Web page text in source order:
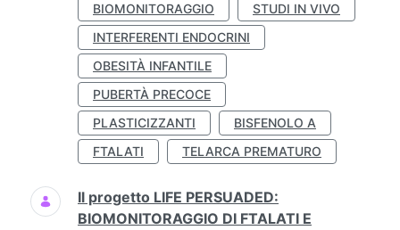
BIOMONITORAGGIO
STUDI IN VIVO
INTERFERENTI ENDOCRINI
OBESITÀ INFANTILE
PUBERTÀ PRECOCE
PLASTICIZZANTI
BISFENOLO A
FTALATI
TELARCA PREMATURO
Il progetto LIFE PERSUADED:
BIOMONITORAGGIO DI FTALATI E